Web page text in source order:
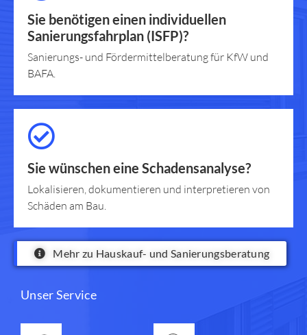
Sie benötigen einen individuellen
Sanierungsfahrplan (ISFP)?
Sanierungs- und Fördermittelberatung für KfW und
BAFA.
Sie wünschen eine Schadensanalyse?
Lokalisieren, dokumentieren und interpretieren von
Schäden am Bau.
Mehr zu Hauskauf- und Sanierungsberatung
Unser Service